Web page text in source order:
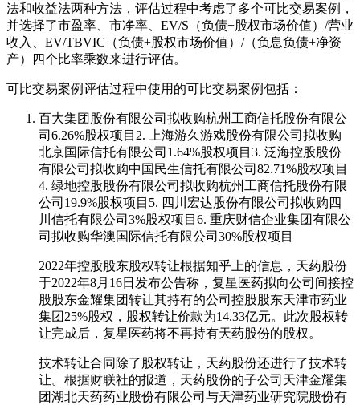
法和收益法两种方法，评估过程中考虑了多个可比交易案例，
并选择了市盈率、市净率、EV/S（负债+股权市场价值）/营业
收入、EV/TBVIC（负债+股权市场价值）/（负息负债+净资
产）四个比率乘数来进行评估。
可比交易案例评估过程中使用的可比交易案例包括：
百大集团股份有限公司拟收购杭州工商信托股份有限公
司6.26%股权项目2. 上海游久游戏股份有限公司拟收购
北京国际信托有限公司1.64%股权项目3. 泛海控股股份
有限公司拟收购中国民生信托有限公司82.71%股权项目
4. 绿地控股股份有限公司拟收购杭州工商信托股份有限
公司19.9%股权项目5. 四川宏达股份有限公司拟收购四
川信托有限公司3%股权项目6. 重庆财信企业集团有限公
司拟收购华澳国际信托有限公司30%股权项目
2022年控股股东股权转让根据知乎上的信息，天药股份
于2022年8月16日发布公告称，复星医药拟向公司间接控
股股东金耀集团转让其持有的公司控股股东天津市药业
集团25%股权，股权转让价款为14.33亿元。此次股权转
让完成后，复星医药将不再持有天药股份的股权。
技术转让合同除了股权转让，天药股份还进行了技术转
让。根据财联社的报道，天药股份的子公司天津金耀集
团湖北天药药业股份有限公司与天津药业研究院股份有